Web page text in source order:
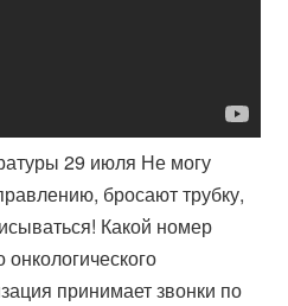
29 июля Не могу
бросают трубку,
Какой номер
принимает звонки по